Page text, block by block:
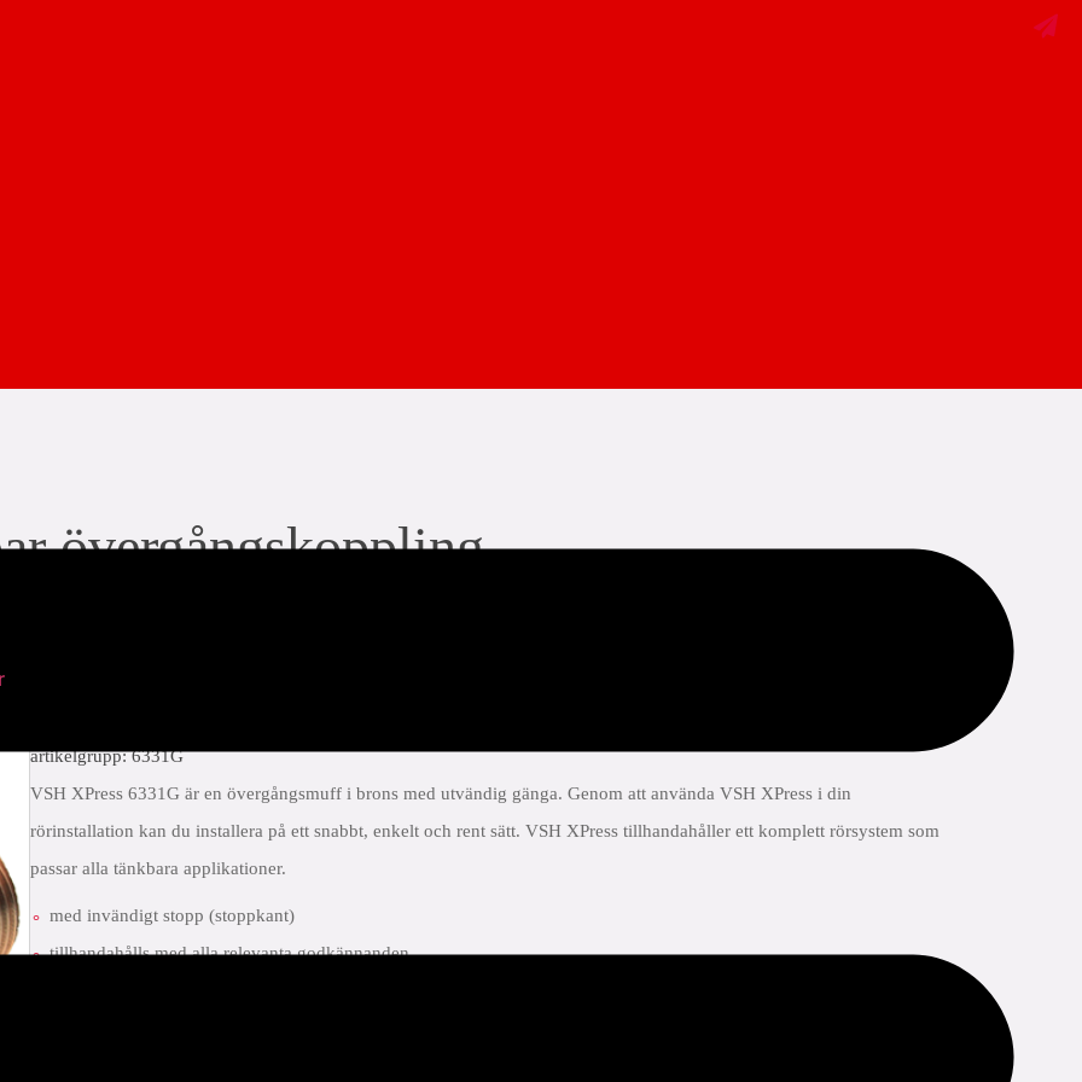
övergångskoppling
x utv.gga)
artikelgrupp: 6331G
VSH XPress 6331G är en övergångsmuff i brons med utvändig gänga. Genom att använda VSH XPress i din
rörinstallation kan du installera på ett snabbt, enkelt och rent sätt. VSH XPress tillhandahåller ett komplett rörsystem som
passar alla tänkbara applikationer.
med invändigt stopp (stoppkant)
tillhandahålls med alla relevanta godkännanden